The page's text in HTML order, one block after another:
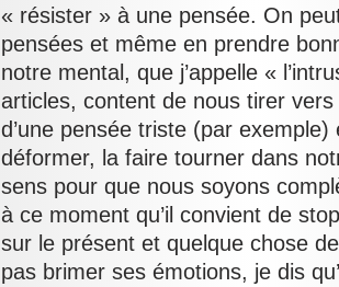
« résister » à une pensée. On
pensées et même en prendre
notre mental, que j’appelle «
articles, content de nous tirer vers
d’une pensée triste (par exemple)
déformer, la faire tourner dans
sens pour que nous soyons
à ce moment qu’il convient de
sur le présent et quelque chose
pas brimer ses émotions, je dis